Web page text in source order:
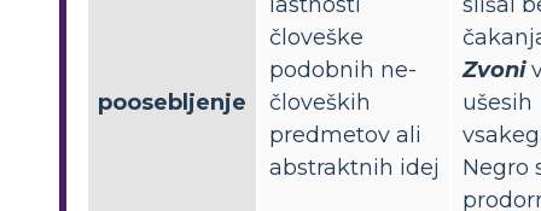
poosebljenje
človeške
podobnih ne-
človeških
predmetov ali
abstraktnih idej
Zvoni
ušesih
Negro